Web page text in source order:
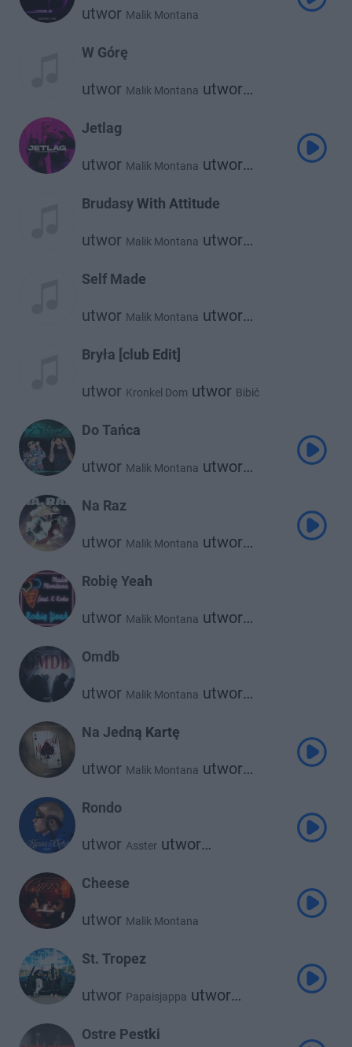
utwor Malik Montana
W Górę
utwor Malik Montana utwor
Jetlag
utwor Malik Montana utwor
The Plug
Brudasy With Attitude
utwor Malik Montana utwor
Self Made
utwor Malik Montana utwor
Bryła [club Edit]
utwor Kronkel Dom utwor Bibić
Do Tańca
utwor Malik Montana utwor
Na Raz
utwor Malik Montana utwor
Robię Yeah
utwor Malik Montana utwor
Omdb
utwor Malik Montana utwor
Na Jedną Kartę
utwor Malik Montana utwor
Rondo
utwor Asster utwor
Cheese
utwor Malik Montana
St. Tropez
utwor Papaisjappa utwor
Ostre Pestki